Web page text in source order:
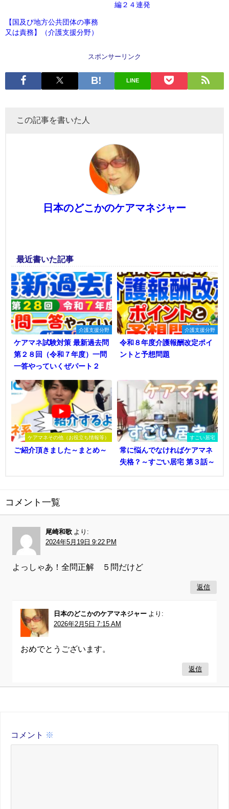
編２４連発
【国及び地方公共団体の事務
又は責務】（介護支援分野）
スポンサーリンク
LINE
この記事を書いた人
日本のどこかのケアマネジャー
最近書いた記事
介護支援分野
ケアマネ試験対策 最新過去問
第２８回（令和７年度）一問
一答やっていくぜパート２
介護支援分野
令和８年度介護報酬改定ポイ
ントと予想問題
ケアマネその他（お役立ち情報等）
ご紹介頂きました～まとめ～
すごい居宅
常に悩んでなければケアマネ
失格？～すごい居宅 第３話～
コメント一覧
尾崎和歌 より:
2024年5月19日 9:22 PM
よっしゃあ！全問正解 ５問だけど
返信
日本のどこかのケアマネジャー より:
2026年2月5日 7:15 AM
おめでとうございます。
返信
コメント ※